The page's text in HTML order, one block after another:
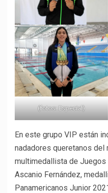
(fotos: Especial)
En este grupo VIP están
nadadores queretanos del
multimedallista de Juegos
Ascanio Fernández,
Panamericanos Junior